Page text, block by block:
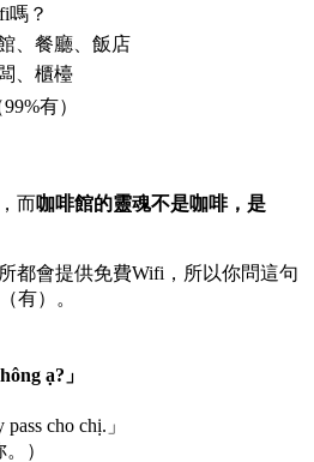
嗎？
、餐廳、飯店
、櫃檯
99%有）
而咖啡館的靈魂不是咖啡，是
都會提供免費Wifi，所以你問這句
（有）。
ạ?」
cho chị.」
）